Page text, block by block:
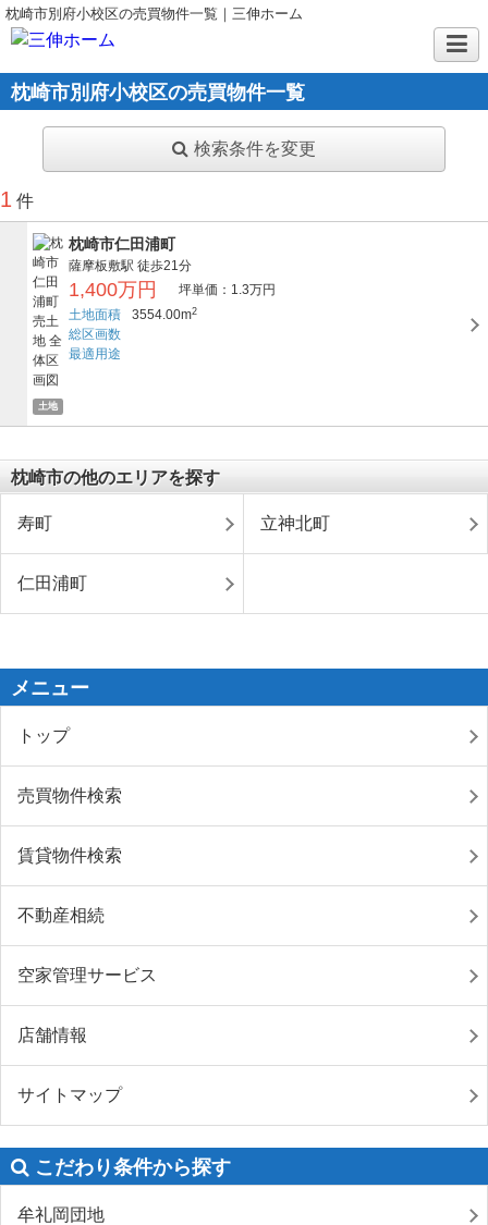
枕崎市別府小校区の売買物件一覧｜三伸ホーム
枕崎市別府小校区の売買物件一覧
検索条件を変更
1 件
土地
枕崎市仁田浦町
薩摩板敷駅 徒歩21分
1,400万円
坪単価：1.3万円
土地面積
3554.00m2
総区画数
最適用途
枕崎市の他のエリアを探す
寿町 立神北町
仁田浦町
メニュー
トップ
売買物件検索
賃貸物件検索
不動産相続
空家管理サービス
店舗情報
サイトマップ
こだわり条件から探す
牟礼岡団地